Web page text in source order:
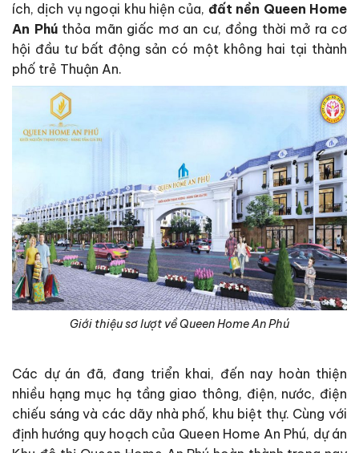
ích, dịch vụ ngoại khu hiện của, đất nền Queen Home
An Phúthỏa mãn giấc mơ an cư, đồng thời mở ra cơ
hội đầu tư bất động sản có một không hai tại thành
phố trẻ Thuận An.
Giới thiệu sơ lượt về Queen Home An Phú
Các dự án đã, đang triển khai, đến nay hoàn thiện
nhiều hạng mục hạ tầng giao thông, điện, nước, điện
chiếu sáng và các dãy nhà phố, khu biệt thự. Cùng với
định hướng quy hoạch của Queen Home An Phú, dự án